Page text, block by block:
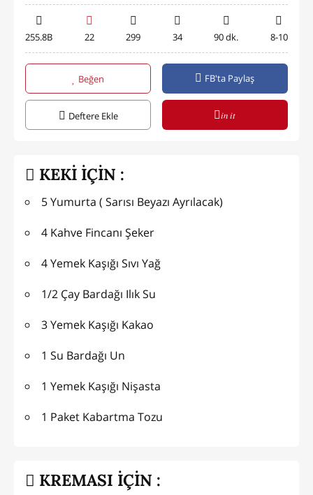
255.8B 22 299 34 90 dk. 8-10
Beğen FB'ta Paylaş
Deftere Ekle in it
KEKİ İÇİN :
5 Yumurta ( Sarısı Beyazı Ayrılacak)
4 Kahve Fincanı Şeker
4 Yemek Kaşığı Sıvı Yağ
1/2 Çay Bardağı Ilık Su
3 Yemek Kaşığı Kakao
1 Su Bardağı Un
1 Yemek Kaşığı Nişasta
1 Paket Kabartma Tozu
KREMASI İÇİN :